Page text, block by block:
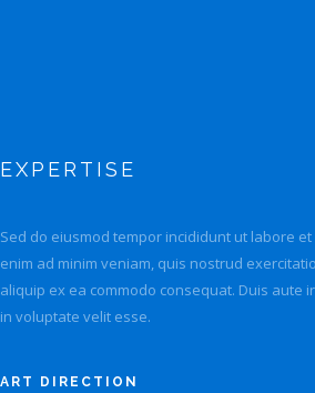
EXPERTISE
Sed do eiusmod tempor incididunt ut labore
enim ad minim veniam, quis nostrud
aliquip ex ea commodo consequat. Duis aute
in voluptate velit esse.
ART DIRECTION